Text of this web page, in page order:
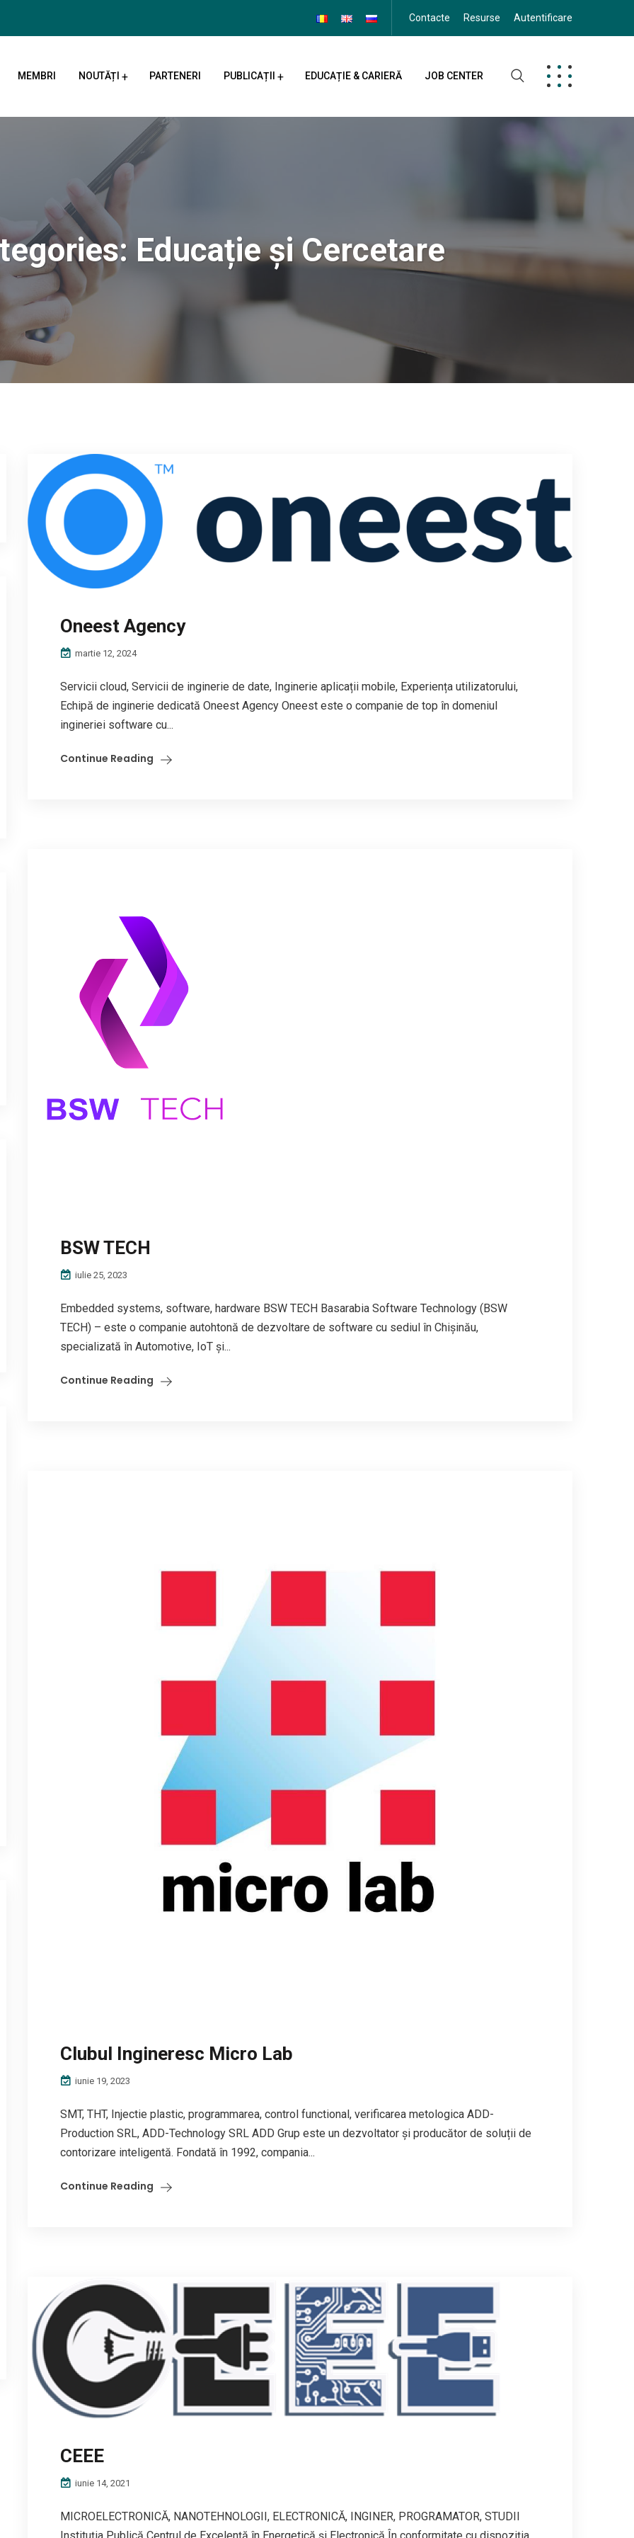
Contacte Resurse Autentificare
MEMBRI NOUTĂȚI PARTENERI PUBLICAȚII EDUCAȚIE & CARIERĂ JOB CENTER
Educație și Cercetare
Oneest Agency
martie 12, 2024
Servicii cloud, Servicii de inginerie de date, Inginerie aplicații mobile, Experiența utilizatorului,
Echipă de inginerie dedicată Oneest Agency Oneest este o companie de top în domeniul
ingineriei software cu...
Continue Reading
BSW TECH
iulie 25, 2023
Embedded systems, software, hardware BSW TECH Basarabia Software Technology (BSW
TECH) – este o companie autohtonă de dezvoltare de software cu sediul în Chișinău,
specializată în Automotive, IoT și...
Continue Reading
Clubul Ingineresc Micro Lab
iunie 19, 2023
SMT, THT, Injectie plastic, programmarea, control functional, verificarea metologica ADD-
Production SRL, ADD-Technology SRL ADD Grup este un dezvoltator și producător de soluții de
contorizare inteligentă. Fondată în 1992, compania...
Continue Reading
CEEE
iunie 14, 2021
MICROELECTRONICĂ, NANOTEHNOLOGII, ELECTRONICĂ, INGINER, PROGRAMATOR, STUDII